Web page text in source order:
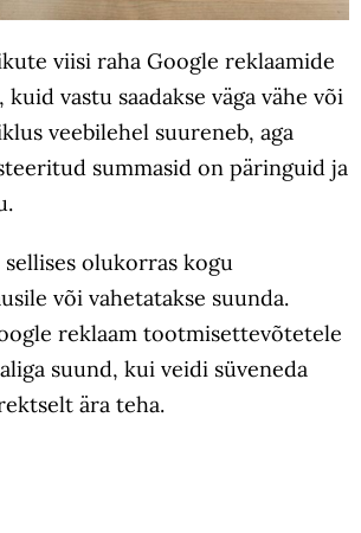
viisi raha Google reklaamide
kuid vastu saadakse väga vähe või
veebilehel suureneb, aga
summasid on päringuid ja
sellises olukorras kogu
või vahetatakse suunda.
reklaam tootmisettevõtetele
suund, kui veidi süveneda
ära teha.